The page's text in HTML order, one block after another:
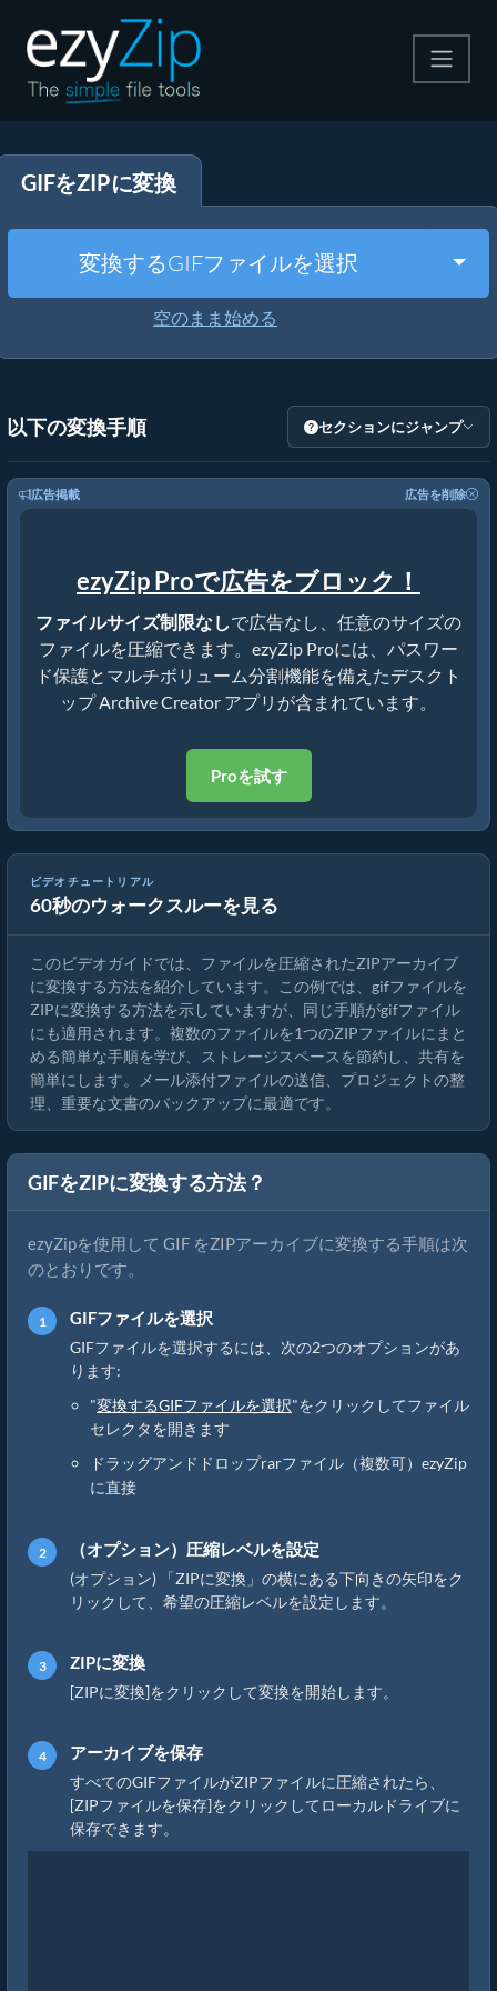
解凍する
その他のツール
GIFをZIPに変換
変換するGIFファイルを選択
空のまま始める
以下の変換手順 セクションにジャンプ
広告掲載 広告を削除
ezyZip Proで広告をブロック！
ファイルサイズ制限なしで広告なし、任意のサイズの
ファイルを圧縮できます。ezyZip Proには、パスワー
ド保護とマルチボリューム分割機能を備えたデスクト
ップ Archive Creator アプリが含まれています。
Proを試す
ビデオチュートリアル
60秒のウォークスルーを見る
オンラインでファイルをZIPに変換する方法（簡単ガイド）
このビデオガイドでは、ファイルを圧縮されたZIPアーカイブ
に変換する方法を紹介しています。この例では、gifファイルを
ZIPに変換する方法を示していますが、同じ手順がgifファイル
にも適用されます。複数のファイルを1つのZIPファイルにまと
める簡単な手順を学び、ストレージスペースを節約し、共有を
簡単にします。メール添付ファイルの送信、プロジェクトの整
理、重要な文書のバックアップに最適です。
GIFをZIPに変換する方法？
ezyZipを使用して GIF をZIPアーカイブに変換する手順は次
のとおりです。
GIFファイルを選択
GIFファイルを選択するには、次の2つのオプションがあ
ります:
"変換するGIFファイルを選択"をクリックしてファイル
セレクタを開きます
ドラッグアンドドロップrarファイル（複数可）ezyZip
に直接
（オプション）圧縮レベルを設定
(オプション) 「ZIPに変換」の横にある下向きの矢印をク
リックして、希望の圧縮レベルを設定します。
ZIPに変換
[ZIPに変換]をクリックして変換を開始します。
アーカイブを保存
すべてのGIFファイルがZIPファイルに圧縮されたら、
[ZIPファイルを保存]をクリックしてローカルドライブに
保存できます。